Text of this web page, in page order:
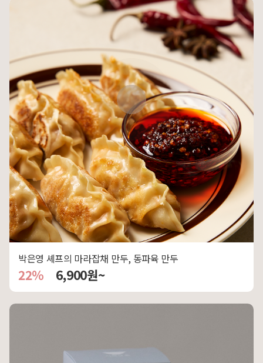
박은영 셰프의 마라잡채 만두, 동파육 만두
22% 6,900원~